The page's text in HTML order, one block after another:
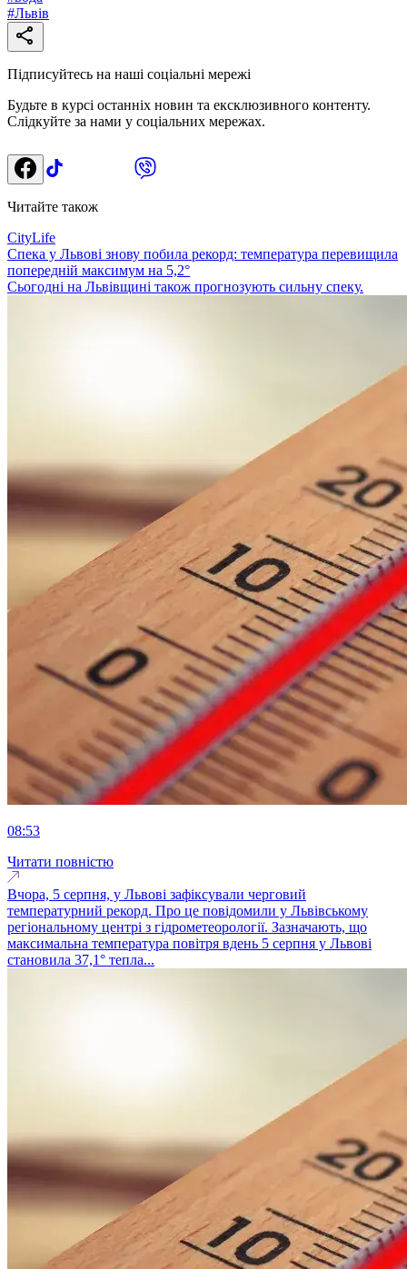
#Львів
Підписуйтесь на наші соціальні мережі
Будьте в курсі останніх новин та ексклюзивного контенту.
Слідкуйте за нами у соціальних мережах.
Читайте також
CityLife
Спека у Львові знову побила рекорд: температура перевищила
попередній максимум на 5,2°
Сьогодні на Львівщині також прогнозують сильну спеку.
08:53
Читати повністю
Вчора, 5 серпня, у Львові зафіксували черговий
температурний рекорд. Про це повідомили у Львівському
регіональному центрі з гідрометеорології. Зазначають, що
максимальна температура повітря вдень 5 серпня у Львові
становила 37,1° тепла...